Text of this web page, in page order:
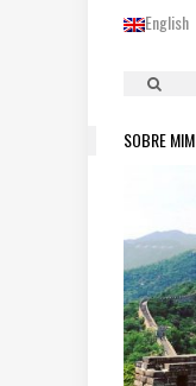
English
SOBRE MIM